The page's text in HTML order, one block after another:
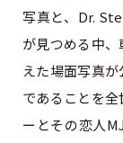
写真と、Dr.
が見つめる中
えた場面写真
であることを
ーとその恋人